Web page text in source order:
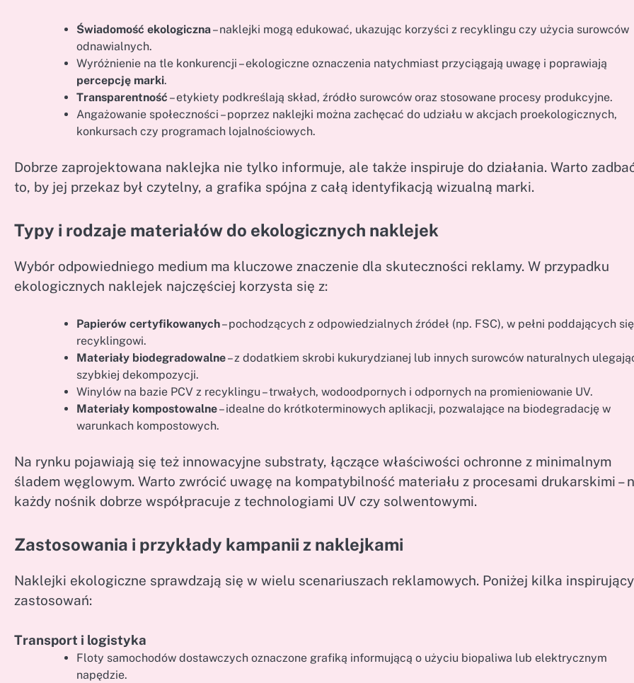
Świadomość ekologiczna– naklejki mogą edukować, ukazując korzyści z recyklingu czy użycia surowców
odnawialnych.
Wyróżnienie na tle konkurencji – ekologiczne oznaczenia natychmiast przyciągają uwagę i poprawiają
percepcję marki.
Transparentność – etykiety podkreślają skład, źródło surowców oraz stosowane procesy produkcyjne.
Angażowanie społeczności – poprzez naklejki można zachęcać do udziału w akcjach proekologicznych,
konkursach czy programach lojalnościowych.
Dobrze zaprojektowana naklejka nie tylko informuje, ale także inspiruje do działania. Warto
to, by jej przekaz był czytelny, a grafika spójna z całą identyfikacją wizualną marki.
Typy i rodzaje materiałów do ekologicznych naklejek
Wybór odpowiedniego medium ma kluczowe znaczenie dla skuteczności reklamy. W przypadku
ekologicznych naklejek najczęściej korzysta się z:
Papierów certyfikowanych– pochodzących z odpowiedzialnych źródeł (np. FSC), w pełni poddających się
recyklingowi.
Materiały biodegradowalne– z dodatkiem skrobi kukurydzianej lub innych surowców naturalnych
szybkiej dekompozycji.
Winylów na bazie PCV z recyklingu – trwałych, wodoodpornych i odpornych na promieniowanie UV.
Materiały kompostowalne– idealne do krótkoterminowych aplikacji, pozwalające na biodegradację w
warunkach kompostowych.
Na rynku pojawiają się też innowacyjne substraty, łączące właściwości ochronne z minimalnym
śladem węglowym. Warto zwrócić uwagę na kompatybilność materiału z procesami drukarskimi –
każdy nośnik dobrze współpracuje z technologiami UV czy solwentowymi.
Zastosowania i przykłady kampanii z naklejkami
Naklejki ekologiczne sprawdzają się w wielu scenariuszach reklamowych. Poniżej kilka
zastosowań:
Transport i logistyka
Floty samochodów dostawczych oznaczone grafiką informującą o użyciu biopaliwa lub elektrycznym
napędzie.